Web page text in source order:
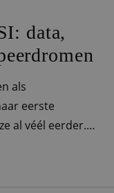
data,
als
eerste
al véél eerder.
onder
FreeLife